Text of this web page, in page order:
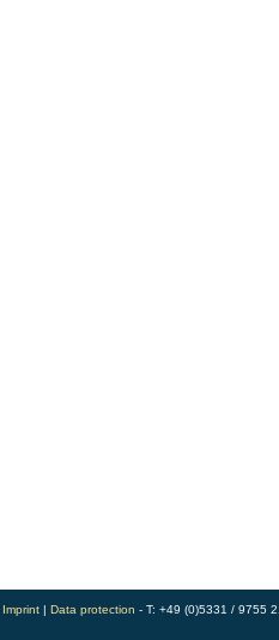
Imprint| Data protection - T: +49 (0)5331 / 9755